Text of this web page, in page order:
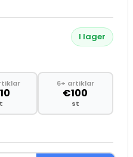
I lager
6+ artiklar
€100
st